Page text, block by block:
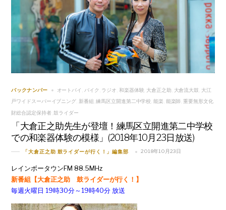
バックナンバー オートバイ バイク ラジオ 和楽器体験 大倉正之助 大倉流大鼓 大江
戸ワイドスーパーイブニング 新番組 練馬区立開進第二中学校 能楽 能楽師 重要無形文化
財総合認定保持者, 鼓ライダー
「大倉正之助先生が登壇！練馬区立開進第二中学校
での和楽器体験の模様」(2018年10月23日放送)
「大倉正之助 鼓ライダーが行く！」編集部 2018年10月23日
レインボータウンFM 88.5MHz
新番組【大倉正之助 鼓ライダーが行く！】
毎週火曜日 19時30分～19時40分 放送